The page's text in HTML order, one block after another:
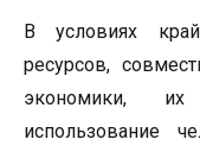
В условиях
ресурсов,
экономики,
использование